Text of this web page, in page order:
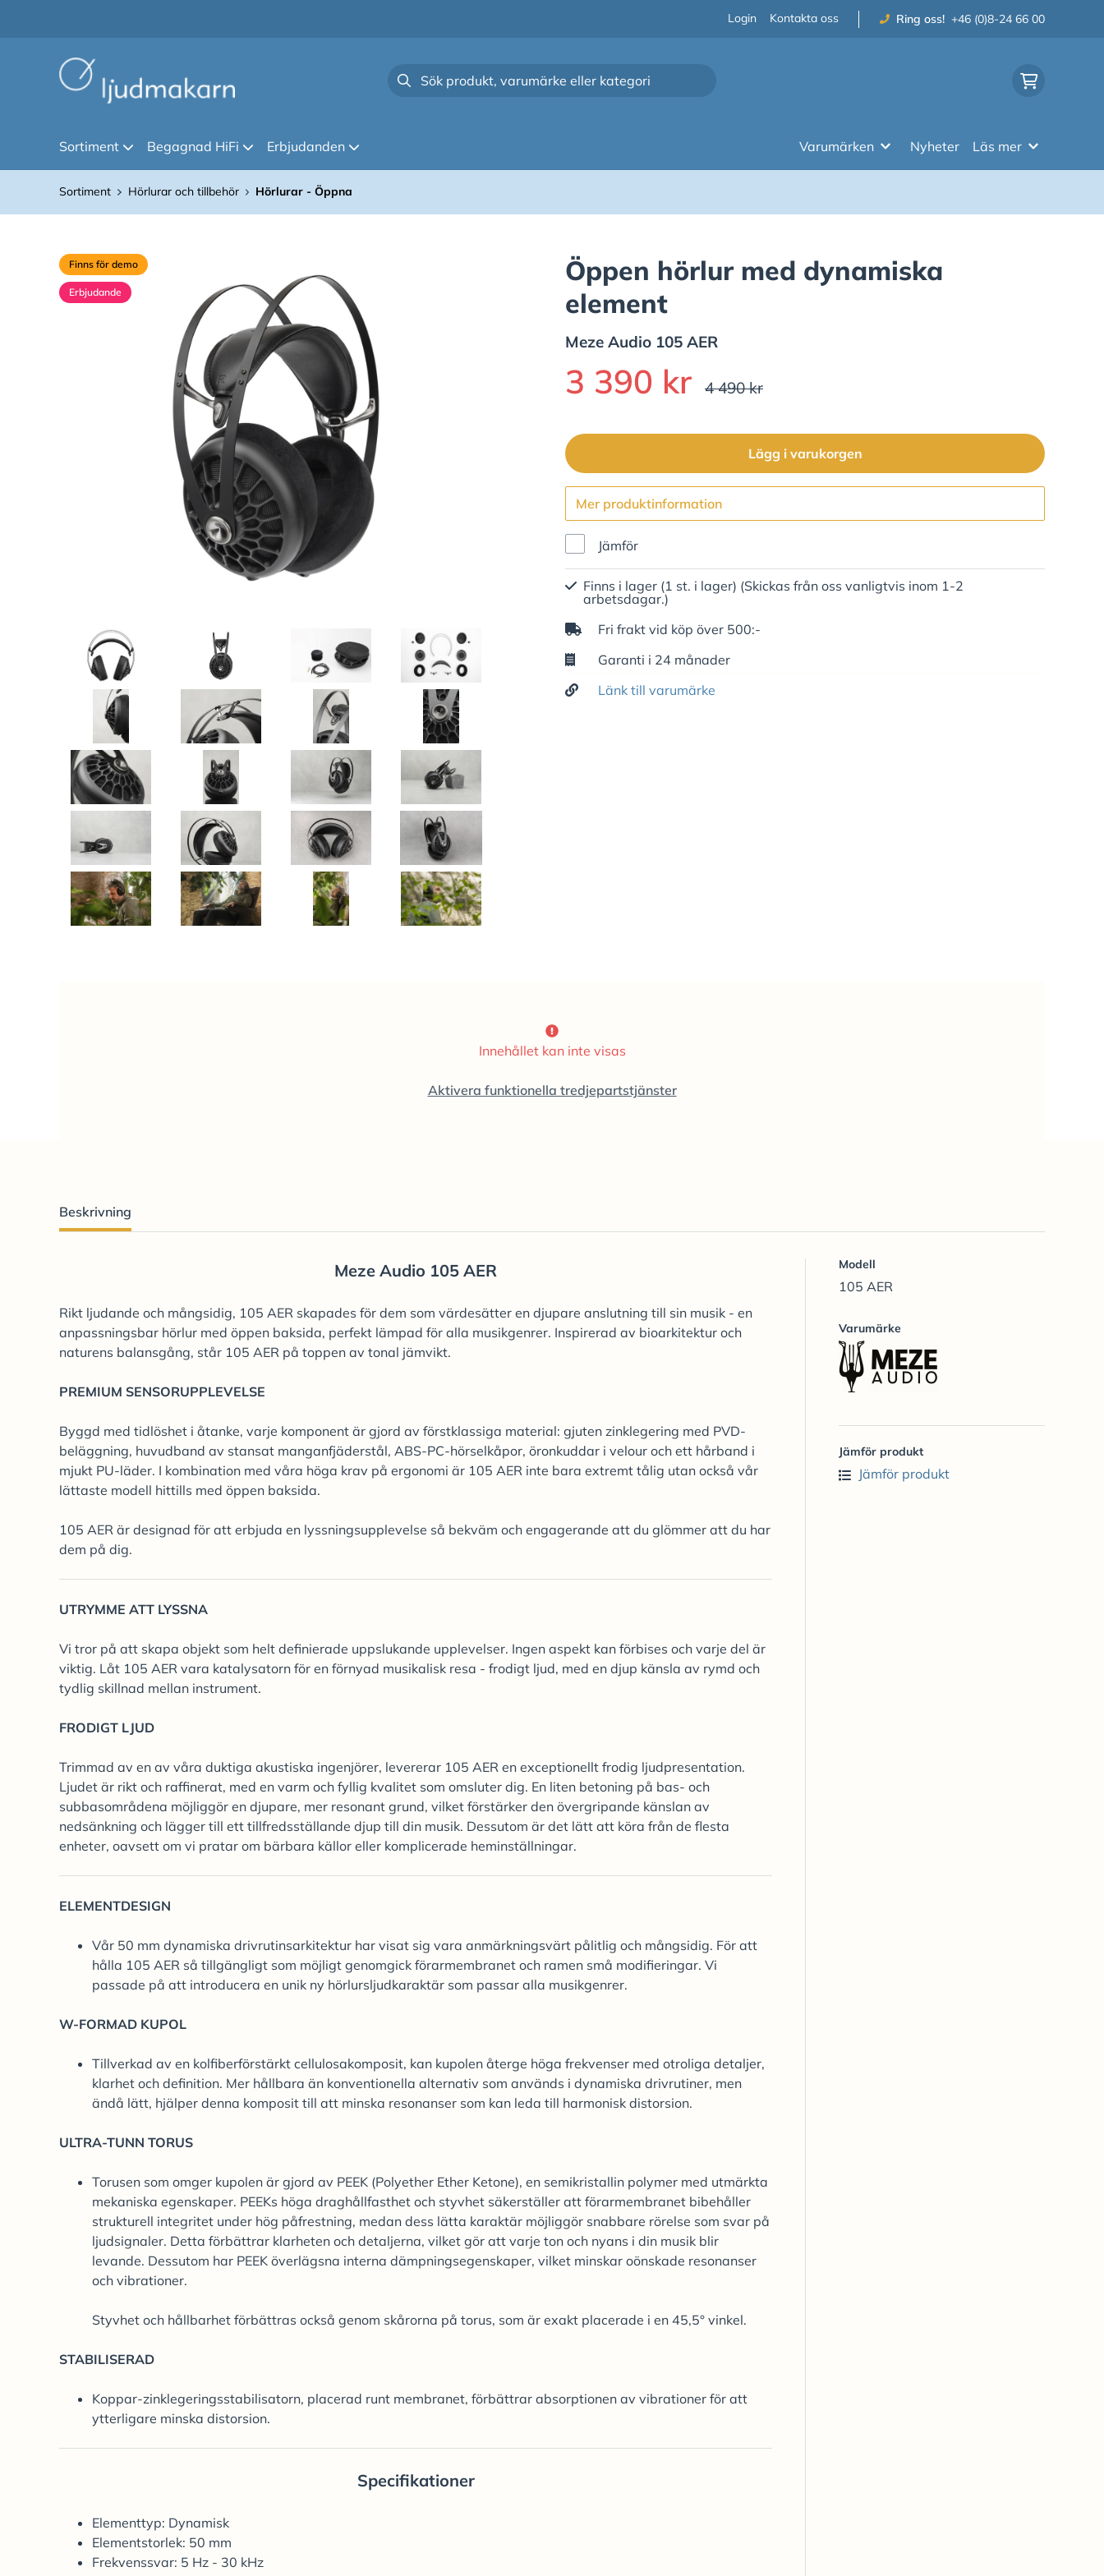
Login Kontakta oss Ring oss! +46 (0)8-24 66 00
Sortiment Begagnad HiFi Erbjudanden Varumärken Nyheter Läs mer
Sortiment Hörlurar och tillbehör Hörlurar - Öppna
Finns för demo
Erbjudande
Öppen hörlur med dynamiska
element
Meze Audio 105 AER
3 390 kr 4 490 kr
Lägg i varukorgen
Mer produktinformation
Jämför
Finns i lager (1 st. i lager) (Skickas från oss vanligtvis inom 1-2
arbetsdagar.)
Fri frakt vid köp över 500:-
Garanti i 24 månader
Länk till varumärke
Innehållet kan inte visas
Aktivera funktionella tredjepartstjänster
Beskrivning
Meze Audio 105 AER
Rikt ljudande och mångsidig, 105 AER skapades för dem som värdesätter en djupare anslutning till sin musik - en
anpassningsbar hörlur med öppen baksida, perfekt lämpad för alla musikgenrer. Inspirerad av bioarkitektur och
naturens balansgång, står 105 AER på toppen av tonal jämvikt.
PREMIUM SENSORUPPLEVELSE
Byggd med tidlöshet i åtanke, varje komponent är gjord av förstklassiga material: gjuten zinklegering med PVD-
beläggning, huvudband av stansat manganfjäderstål, ABS-PC-hörselkåpor, öronkuddar i velour och ett hårband i
mjukt PU-läder. I kombination med våra höga krav på ergonomi är 105 AER inte bara extremt tålig utan också vår
lättaste modell hittills med öppen baksida.
105 AER är designad för att erbjuda en lyssningsupplevelse så bekväm och engagerande att du glömmer att du har
dem på dig.
UTRYMME ATT LYSSNA
Vi tror på att skapa objekt som helt definierade uppslukande upplevelser. Ingen aspekt kan förbises och varje del är
viktig. Låt 105 AER vara katalysatorn för en förnyad musikalisk resa - frodigt ljud, med en djup känsla av rymd och
tydlig skillnad mellan instrument.
FRODIGT LJUD
Trimmad av en av våra duktiga akustiska ingenjörer, levererar 105 AER en exceptionellt frodig ljudpresentation.
Ljudet är rikt och raffinerat, med en varm och fyllig kvalitet som omsluter dig. En liten betoning på bas- och
subbasområdena möjliggör en djupare, mer resonant grund, vilket förstärker den övergripande känslan av
nedsänkning och lägger till ett tillfredsställande djup till din musik. Dessutom är det lätt att köra från de flesta
enheter, oavsett om vi pratar om bärbara källor eller komplicerade heminställningar.
ELEMENTDESIGN
Vår 50 mm dynamiska drivrutinsarkitektur har visat sig vara anmärkningsvärt pålitlig och mångsidig. För att
hålla 105 AER så tillgängligt som möjligt genomgick förarmembranet och ramen små modifieringar. Vi
passade på att introducera en unik ny hörlursljudkaraktär som passar alla musikgenrer.
W-FORMAD KUPOL
Tillverkad av en kolfiberförstärkt cellulosakomposit, kan kupolen återge höga frekvenser med otroliga detaljer,
klarhet och definition. Mer hållbara än konventionella alternativ som används i dynamiska drivrutiner, men
ändå lätt, hjälper denna komposit till att minska resonanser som kan leda till harmonisk distorsion.
ULTRA-TUNN TORUS
Torusen som omger kupolen är gjord av PEEK (Polyether Ether Ketone), en semikristallin polymer med utmärkta
mekaniska egenskaper. PEEKs höga draghållfasthet och styvhet säkerställer att förarmembranet bibehåller
strukturell integritet under hög påfrestning, medan dess lätta karaktär möjliggör snabbare rörelse som svar på
ljudsignaler. Detta förbättrar klarheten och detaljerna, vilket gör att varje ton och nyans i din musik blir
levande. Dessutom har PEEK överlägsna interna dämpningsegenskaper, vilket minskar oönskade resonanser
och vibrationer.
Styvhet och hållbarhet förbättras också genom skårorna på torus, som är exakt placerade i en 45,5° vinkel.
STABILISERAD
Koppar-zinklegeringsstabilisatorn, placerad runt membranet, förbättrar absorptionen av vibrationer för att
ytterligare minska distorsion.
Specifikationer
Elementtyp: Dynamisk
Elementstorlek: 50 mm
Frekvenssvar: 5 Hz - 30 kHz
Modell
105 AER
Varumärke
Jämför produkt
Jämför produkt